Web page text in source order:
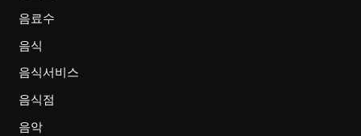
음료수
음식
음식서비스
음식점
음악